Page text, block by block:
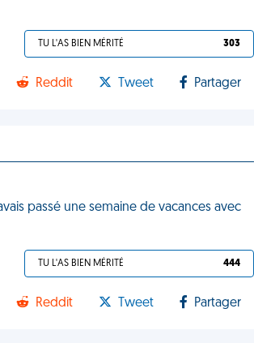
TU L'AS BIEN MÉRITÉ 303
Reddit Tweet Partager
passé une semaine de vacances avec
TU L'AS BIEN MÉRITÉ 444
Reddit Tweet Partager